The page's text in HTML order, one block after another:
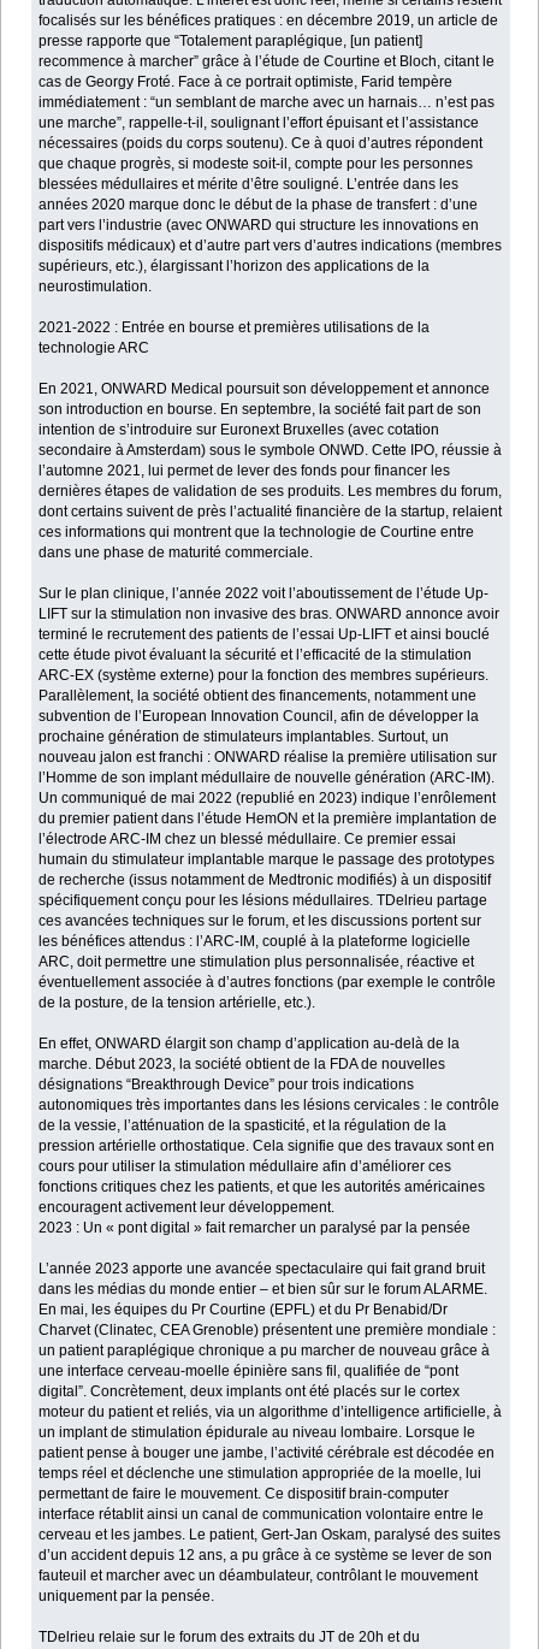
focalisés sur les bénéfices pratiques : en décembre 2019, un article de
presse rapporte que “Totalement paraplégique, [un patient]
recommence à marcher” grâce à l’étude de Courtine et Bloch, citant le
cas de Georgy Froté. Face à ce portrait optimiste, Farid tempère
immédiatement : “un semblant de marche avec un harnais… n’est pas
une marche”, rappelle-t-il, soulignant l’effort épuisant et l’assistance
nécessaires (poids du corps soutenu). Ce à quoi d’autres répondent
que chaque progrès, si modeste soit-il, compte pour les personnes
blessées médullaires et mérite d’être souligné. L’entrée dans les
années 2020 marque donc le début de la phase de transfert : d’une
part vers l’industrie (avec ONWARD qui structure les innovations en
dispositifs médicaux) et d’autre part vers d’autres indications (membres
supérieurs, etc.), élargissant l’horizon des applications de la
neurostimulation.
2021-2022 : Entrée en bourse et premières utilisations de la
technologie ARC
En 2021, ONWARD Medical poursuit son développement et annonce
son introduction en bourse. En septembre, la société fait part de son
intention de s’introduire sur Euronext Bruxelles (avec cotation
secondaire à Amsterdam) sous le symbole ONWD. Cette IPO, réussie à
l’automne 2021, lui permet de lever des fonds pour financer les
dernières étapes de validation de ses produits. Les membres du forum,
dont certains suivent de près l’actualité financière de la startup, relaient
ces informations qui montrent que la technologie de Courtine entre
dans une phase de maturité commerciale.
Sur le plan clinique, l’année 2022 voit l’aboutissement de l’étude Up-
LIFT sur la stimulation non invasive des bras. ONWARD annonce avoir
terminé le recrutement des patients de l’essai Up-LIFT et ainsi bouclé
cette étude pivot évaluant la sécurité et l’efficacité de la stimulation
ARC-EX (système externe) pour la fonction des membres supérieurs.
Parallèlement, la société obtient des financements, notamment une
subvention de l’European Innovation Council, afin de développer la
prochaine génération de stimulateurs implantables. Surtout, un
nouveau jalon est franchi : ONWARD réalise la première utilisation sur
l’Homme de son implant médullaire de nouvelle génération (ARC-IM).
Un communiqué de mai 2022 (republié en 2023) indique l’enrôlement
du premier patient dans l’étude HemON et la première implantation de
l’électrode ARC-IM chez un blessé médullaire. Ce premier essai
humain du stimulateur implantable marque le passage des prototypes
de recherche (issus notamment de Medtronic modifiés) à un dispositif
spécifiquement conçu pour les lésions médullaires. TDelrieu partage
ces avancées techniques sur le forum, et les discussions portent sur
les bénéfices attendus : l’ARC-IM, couplé à la plateforme logicielle
ARC, doit permettre une stimulation plus personnalisée, réactive et
éventuellement associée à d’autres fonctions (par exemple le contrôle
de la posture, de la tension artérielle, etc.).
En effet, ONWARD élargit son champ d’application au-delà de la
marche. Début 2023, la société obtient de la FDA de nouvelles
désignations “Breakthrough Device” pour trois indications
autonomiques très importantes dans les lésions cervicales : le contrôle
de la vessie, l’atténuation de la spasticité, et la régulation de la
pression artérielle orthostatique. Cela signifie que des travaux sont en
cours pour utiliser la stimulation médullaire afin d’améliorer ces
fonctions critiques chez les patients, et que les autorités américaines
encouragent activement leur développement.
2023 : Un « pont digital » fait remarcher un paralysé par la pensée
L’année 2023 apporte une avancée spectaculaire qui fait grand bruit
dans les médias du monde entier – et bien sûr sur le forum ALARME.
En mai, les équipes du Pr Courtine (EPFL) et du Pr Benabid/Dr
Charvet (Clinatec, CEA Grenoble) présentent une première mondiale :
un patient paraplégique chronique a pu marcher de nouveau grâce à
une interface cerveau-moelle épinière sans fil, qualifiée de “pont
digital”. Concrètement, deux implants ont été placés sur le cortex
moteur du patient et reliés, via un algorithme d’intelligence artificielle, à
un implant de stimulation épidurale au niveau lombaire. Lorsque le
patient pense à bouger une jambe, l’activité cérébrale est décodée en
temps réel et déclenche une stimulation appropriée de la moelle, lui
permettant de faire le mouvement. Ce dispositif brain-computer
interface rétablit ainsi un canal de communication volontaire entre le
cerveau et les jambes. Le patient, Gert-Jan Oskam, paralysé des suites
d’un accident depuis 12 ans, a pu grâce à ce système se lever de son
fauteuil et marcher avec un déambulateur, contrôlant le mouvement
uniquement par la pensée.
TDelrieu relaie sur le forum des extraits du JT de 20h et du